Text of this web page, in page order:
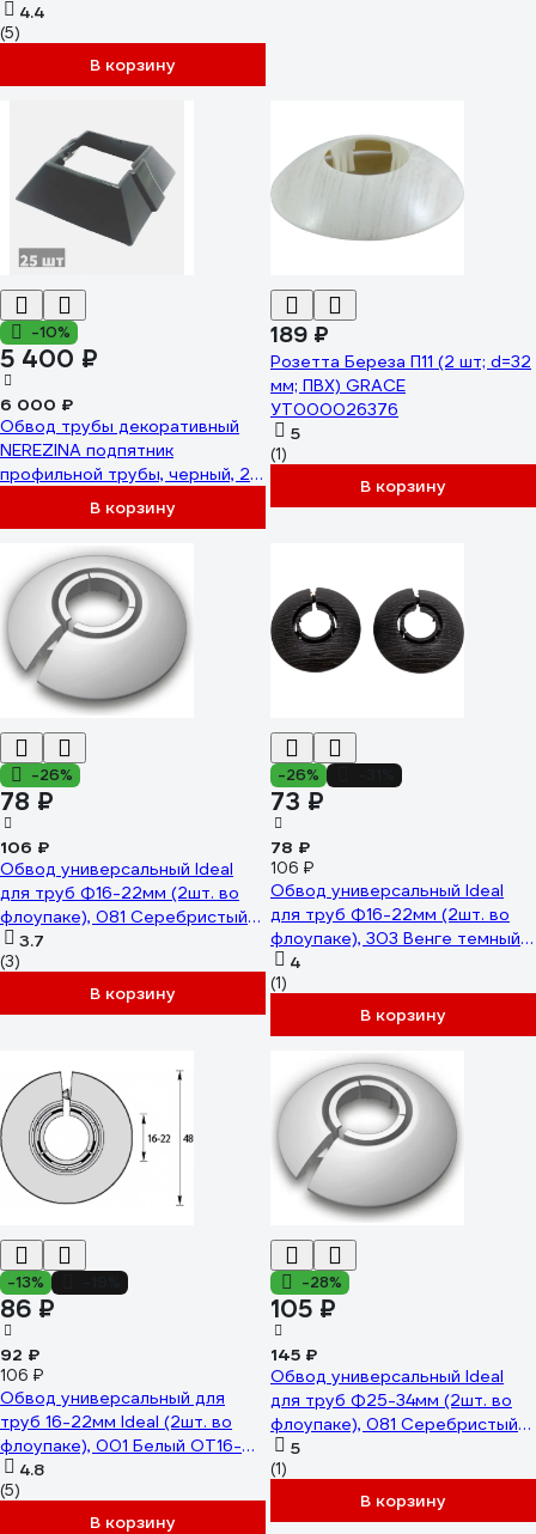
4.4
(5)
В корзину
-10%
5 400 ₽
6 000 ₽
Обвод трубы декоративный
NEREZINA подпятник
профильной трубы, черный, 25
шт. NEREZINA NRZ-02-0031
В корзину
189 ₽
Розетта Береза П11 (2 шт; d=32
мм; ПВХ) GRACE
УТ000026376
5
(1)
В корзину
-26%
78 ₽
106 ₽
Обвод универсальный Ideal
для труб Ф16-22мм (2шт. во
флоупаке), 081 Серебристый
ОТ16-22-Ф2 081 СРБ
3.7
(3)
В корзину
-26%
73 ₽
78 ₽
106 ₽
Обвод универсальный Ideal
для труб Ф16-22мм (2шт. во
флоупаке), 303 Венге темный
ОТ16-22-Ф2 303 ВНГ ТЕМ
4
(1)
В корзину
-13%
86 ₽
92 ₽
106 ₽
Обвод универсальный для
труб 16-22мм Ideal (2шт. во
флоупаке), 001 Белый ОТ16-
22-Ф2 001 БЕЛ
4.8
(5)
В корзину
-28%
105 ₽
145 ₽
Обвод универсальный Ideal
для труб Ф25-34мм (2шт. во
флоупаке), 081 Серебристый
ОТ25-34-Ф2 081 СРБ
5
(1)
В корзину